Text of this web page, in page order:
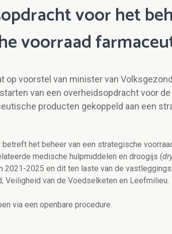
voor het
voorraad
op voorstel van minister van
van een overheidsopdracht voor
producten gekoppeld aan een
betreft het beheer van een strategische
medische hulpmiddelen en droogijs (
2021-2025 en dit ten laste van de
Veiligheid van de Voedselketen en Leefmilieu.
via een openbare procedure.